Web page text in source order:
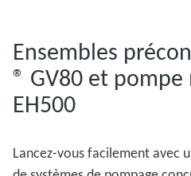
Ensembles
® GV80 et
EH500
Lancez-vous facilement avec